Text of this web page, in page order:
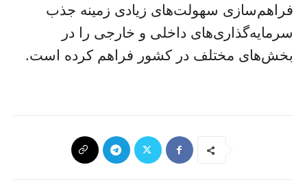
فراهم‌سازی سهولت‌های زیادی زمینه جذب
سرمایه‌گذاری‌های داخلی و خارجی را در
بخش‌های مختلف در کشور فراهم کرده است.